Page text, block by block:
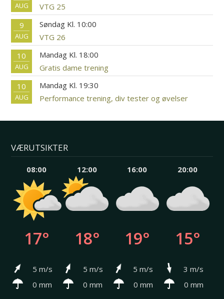
AUG
VTG 25
9
AUG
Søndag Kl. 10:00
VTG 26
10
AUG
Mandag Kl. 18:00
Gratis dame trening
10
AUG
Mandag Kl. 19:30
Performance trening, div tester og øvelser
VÆRUTSIKTER
08:00
17°
5 m/s
0 mm
12:00
18°
5 m/s
0 mm
16:00
19°
5 m/s
0 mm
20:00
15°
3 m/s
0 mm